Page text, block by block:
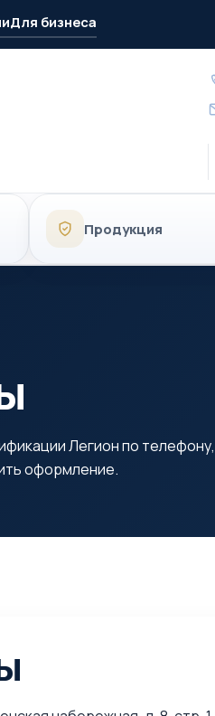
Для бизнеса
Продукция
Легион по
оформление.